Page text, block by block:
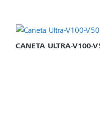
CANETA ULTRA-V100-